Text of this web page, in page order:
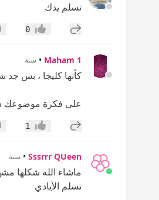
تسلم يدك
إضافة رد جديد
إعجاب0
Maham 1
• سنة
كأنها كليجا ، بس
على فكرة موضوعك
إضافة رد جديد
إعجاب1
Sssrrr QUeen
• سنة
ماشاء الله شكلها
تسلم الأيادي